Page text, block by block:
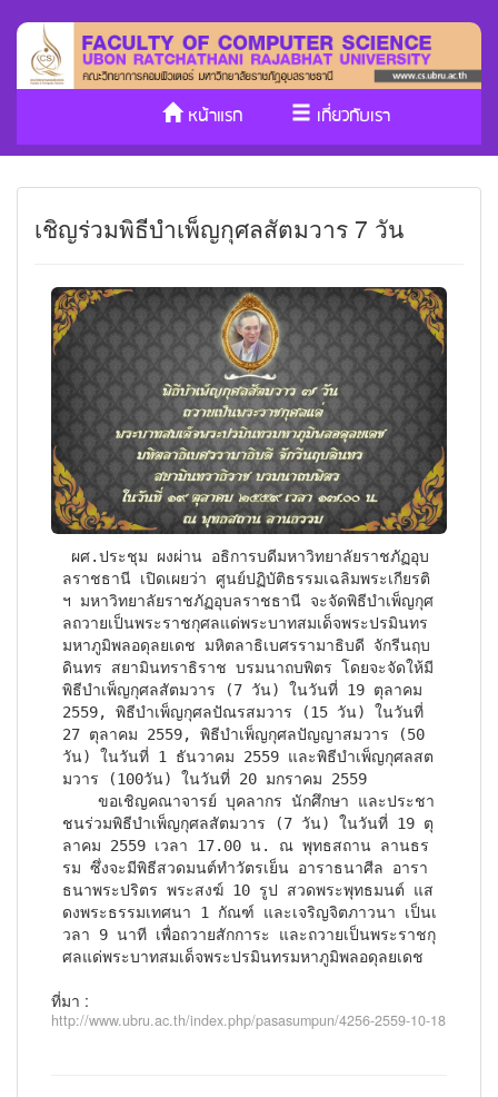
หน้าแรก
เกี่ยวกับเรา
ประกันคุณภาพ
วารสาร Cs
SDGs
เชิญร่วมพิธีบำเพ็ญกุศลสัตมวาร 7 วัน
ลราชธานี เปิดเผยว่า ศูนย์ปฏิบัติธรรมเฉลิมพระเกียรติ
ฯ มหาวิทยาลัยราชภัฏอุบลราชธานี จะจัดพิธีบำเพ็ญกุศ
ลถวายเป็นพระราชกุศลแด่พระบาทสมเด็จพระปรมินทร
มหาภูมิพลอดุลยเดช มหิตลาธิเบศรรามาธิบดี จักรีนฤบ
ดินทร สยามินทราธิราช บรมนาถบพิตร โดยจะจัดให้มี
พิธีบำเพ็ญกุศลสัตมวาร (7 วัน) ในวันที่ 19 ตุลาคม
2559, พิธีบำเพ็ญกุศลปัณรสมวาร (15 วัน) ในวันที่
27 ตุลาคม 2559, พิธีบำเพ็ญกุศลปัญญาสมวาร (50
วัน) ในวันที่ 1 ธันวาคม 2559 และพิธีบำเพ็ญกุศลสต
มวาร (100วัน) ในวันที่ 20 มกราคม 2559
ชนร่วมพิธีบำเพ็ญกุศลสัตมวาร (7 วัน) ในวันที่ 19 ตุ
ลาคม 2559 เวลา 17.00 น. ณ พุทธสถาน ลานธร
รม ซึ่งจะมีพิธีสวดมนต์ทำวัตรเย็น อาราธนาศีล อารา
ธนาพระปริตร พระสงฆ์ 10 รูป สวดพระพุทธมนต์ แส
ดงพระธรรมเทศนา 1 กัณฑ์ และเจริญจิตภาวนา เป็นเ
วลา 9 นาที เพื่อถวายสักการะ และถวายเป็นพระราชกุ
ศลแด่พระบาทสมเด็จพระปรมินทรมหาภูมิพลอดุลยเดช
ที่มา :
http://www.ubru.ac.th/index.php/pasasumpun/4256-2559-10-18